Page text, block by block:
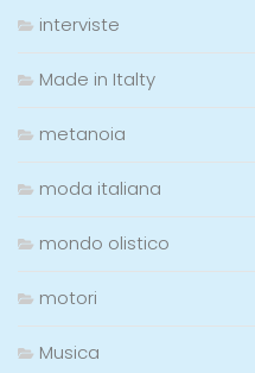
interviste
Made in Italty
metanoia
moda italiana
mondo olistico
motori
Musica